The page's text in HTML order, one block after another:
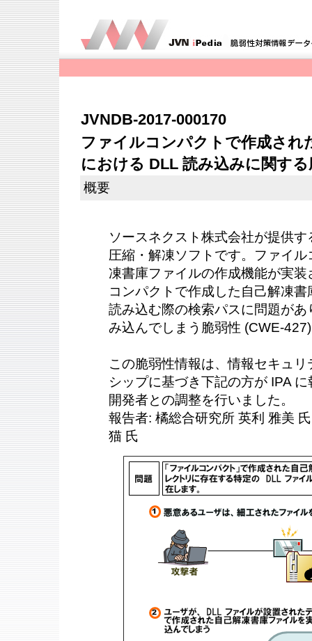
JVNDB-2017-000170
ファイルコンパクトで作成され
における DLL 読み込みに関する
概要
ソースネクスト株式会社が提供
圧縮・解凍ソフトです。ファイ
凍書庫ファイルの作成機能が実
コンパクトで作成した自己解凍
読み込む際の検索パスに問題が
み込んでしまう脆弱性 (CWE-
この脆弱性情報は、情報セキュ
シップに基づき下記の方が IPA
開発者との調整を行いました。
報告者: 橘総合研究所 英利 雅美
猫 氏